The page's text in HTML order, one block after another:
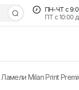
ПН-ЧТ с
ПТ с 10:00
Ламели Milan Print